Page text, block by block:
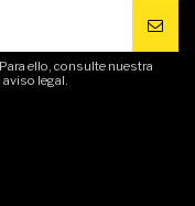
ello, consulte nuestra
legal.